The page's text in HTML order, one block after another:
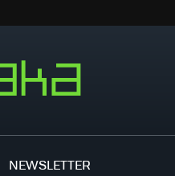
NEWSLETTER